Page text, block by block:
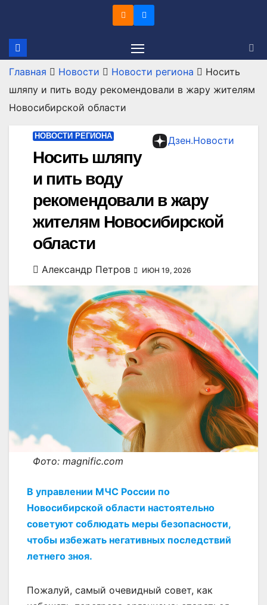
содержимому
Главная Новости Новости региона
Носить
шляпу и пить воду рекомендовали в жару жителям
Новосибирской области
Дзен.Новости
НОВОСТИ РЕГИОНА
Носить шляпу
и пить воду
рекомендовали в жару
жителям Новосибирской
области
Александр Петров ИЮН 19, 2026
Фото: magnific.com
В управлении МЧС России по
Новосибирской области настоятельно
советуют соблюдать меры безопасности,
чтобы избежать негативных последствий
летнего зноя.
Пожалуй, самый очевидный совет, как